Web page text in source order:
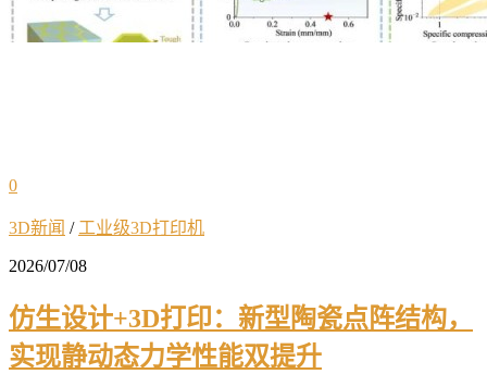
0
3D新闻 / 工业级3D打印机
2026/07/08
仿生设计+3D打印：新型陶瓷点阵结构，
实现静动态力学性能双提升